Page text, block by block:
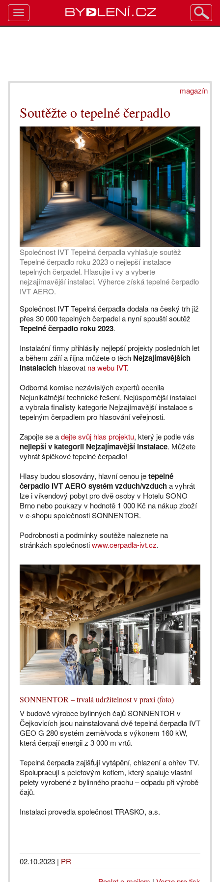
magazín
Soutěžte o tepelné čerpadlo
Společnost IVT Tepelná čerpadla vyhlašuje soutěž
Tepelné čerpadlo roku 2023 o nejlepší instalace
tepelných čerpadel. Hlasujte i vy a vyberte
nejzajímavější instalaci. Výherce získá tepelné čerpadlo
IVT AERO.
Společnost IVT Tepelná čerpadla dodala na český trh již
přes 30 000 tepelných čerpadel a nyní spouští soutěž
Tepelné čerpadlo roku 2023.
Instalační firmy přihlásily nejlepší projekty posledních let
a během září a října můžete o těch Nejzajímavějších
instalacích hlasovat na webu IVT.
Odborná komise nezávislých expertů ocenila
Nejunikátnější technické řešení, Nejúspornější instalaci
a vybrala finalisty kategorie Nejzajímavější instalace s
tepelným čerpadlem pro hlasování veřejnosti.
Zapojte se adejte svůj hlas projektu, který je podle vás
nejlepší v kategorii Nejzajímavější instalace. Můžete
vyhrát špičkové tepelné čerpadlo!
Hlasy budou slosovány, hlavní cenou jetepelné
čerpadlo IVT AERO systém vzduch/vzducha vyhrát
lze i víkendový pobyt pro dvě osoby v Hotelu SONO
Brno nebo poukazy v hodnotě 1 000 Kč na nákup zboží
v e-shopu společnosti SONNENTOR.
Podrobnosti a podmínky soutěže naleznete na
stránkách společnostiwww.cerpadla-ivt.cz.
SONNENTOR – trvalá udržitelnost v praxi (foto)
V budově výrobce bylinných čajů SONNENTOR v
Čejkovicích jsou nainstalovaná dvě tepelná čerpadla IVT
GEO G 280 systém země/voda s výkonem 160 kW,
která čerpají energii z 3 000 m vrtů.
Tepelná čerpadla zajišťují vytápění, chlazení a ohřev TV.
Spolupracují s peletovým kotlem, který spaluje vlastní
pelety vyrobené z bylinného prachu – odpadu při výrobě
čajů.
Instalaci provedla společnost TRASKO, a.s.
02.10.2023 | PR
Toggle
navigation